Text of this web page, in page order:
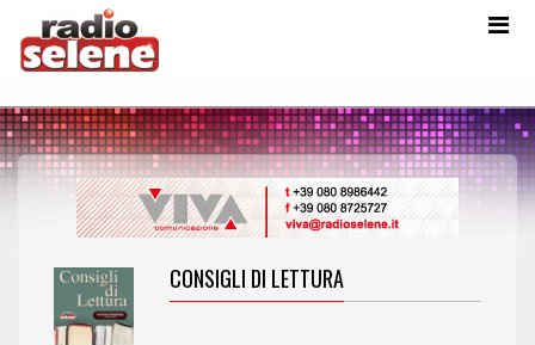
CONSIGLI DI LETTURA